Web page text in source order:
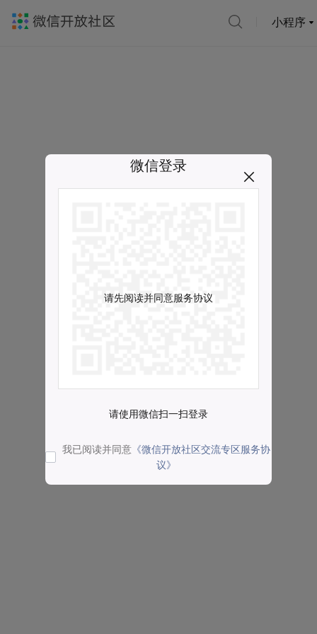
小程序
微信登录
请先阅读并同意服务协议
请使用微信扫一扫登录
我已阅读并同意 《微信开放社区交流专区服务协
议》